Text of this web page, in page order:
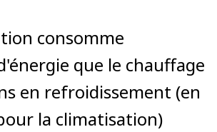
consomme
que le chauffage
en refroidissement (en
la climatisation)